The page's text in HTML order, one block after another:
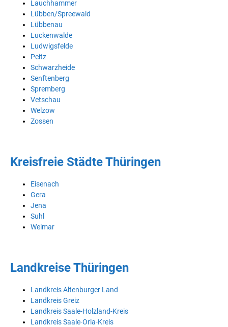
Lauchhammer
Lübben/Spreewald
Lübbenau
Luckenwalde
Ludwigsfelde
Peitz
Schwarzheide
Senftenberg
Spremberg
Vetschau
Welzow
Zossen
Kreisfreie Städte Thüringen
Eisenach
Gera
Jena
Suhl
Weimar
Landkreise Thüringen
Landkreis Altenburger Land
Landkreis Greiz
Landkreis Saale-Holzland-Kreis
Landkreis Saale-Orla-Kreis